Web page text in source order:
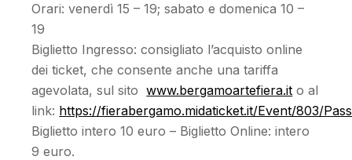
Orari: venerdì 15 – 19; sabato e domenica 10 –
19
Biglietto Ingresso: consigliato l’acquisto online
dei ticket, che consente anche una tariffa
agevolata, sul sitowww.bergamoartefiera.it o al
link: https://fierabergamo.midaticket.it/Event/803/Pass
Biglietto intero 10 euro – Biglietto Online: intero
9 euro.